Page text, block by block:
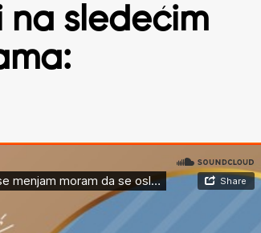
na sledećim